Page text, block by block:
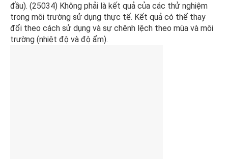
đầu). (25034) Không phải là kết quả của các thử nghiệm
trong môi trường sử dụng thực tế. Kết quả có thể thay
đổi theo cách sử dụng và sự chênh lệch theo mùa và môi
trường (nhiệt độ và độ ẩm).